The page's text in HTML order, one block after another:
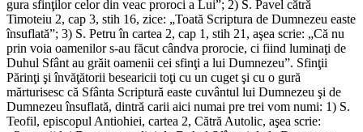
gura sfinţilor celor din veac proroci a Lui”; 2) S. Pavel cătră
Timoteiu 2, cap 3, stih 16, zice: „Toată Scriptura de Dumnezeu easte
însuflată”; 3) S. Petru în cartea 2, cap 1, stih 21, aşea scrie: „Că nu
prin voia oamenilor s-au făcut cândva prorocie, ci fiind luminaţi de
Duhul Sfânt au grăit oamenii cei sfinţi a lui Dumnezeu”. Sfinţii
Părinţi şi învăţătorii besearicii toţi cu un cuget şi cu o gură
mărturisesc că Sfânta Scriptură easte cuvântul lui Dumnezeu şi de
Dumnezeu însuflată, dintră carii aici numai pre trei vom numi: 1) S.
Teofil, episcopul Antiohiei, cartea 2, Cătră Autolic, aşea scrie: